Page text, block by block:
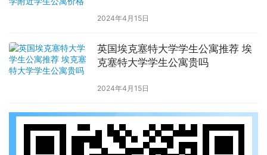
2024年4月15日
英国埃克塞特大学学生公寓推荐 埃
克塞特大学学生公寓贵吗
2024年4月15日